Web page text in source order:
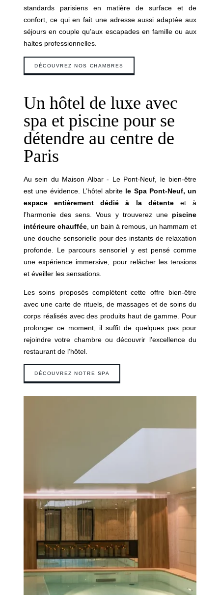
standards parisiens en matière de surface et de
confort, ce qui en fait une adresse aussi adaptée aux
séjours en couple qu’aux escapades en famille ou aux
haltes professionnelles.
DÉCOUVREZ NOS CHAMBRES
Un hôtel de luxe avec
spa et piscine pour se
détendre au centre de
Paris
Au sein du Maison Albar - Le Pont-Neuf, le bien-être
est une évidence. L’hôtel abrite le Spa Pont-Neuf, un
espace entièrement dédié à la détenteet à
l’harmonie des sens. Vous y trouverez une piscine
intérieure chauffée, un bain à remous, un hammam et
une douche sensorielle pour des instants de relaxation
profonde. Le parcours sensoriel y est pensé comme
une expérience immersive, pour relâcher les tensions
et éveiller les sensations.
Les soins proposés complètent cette offre bien-être
avec une carte de rituels, de massages et de soins du
corps réalisés avec des produits haut de gamme. Pour
prolonger ce moment, il suffit de quelques pas pour
rejoindre votre chambre ou découvrir l’excellence du
restaurant de l’hôtel.
DÉCOUVREZ NOTRE SPA